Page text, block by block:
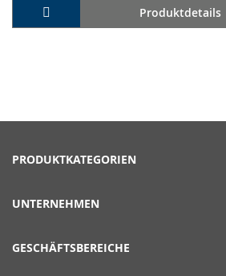
Produktdetails
PRODUKTKATEGORIEN
UNTERNEHMEN
GESCHÄFTSBEREICHE